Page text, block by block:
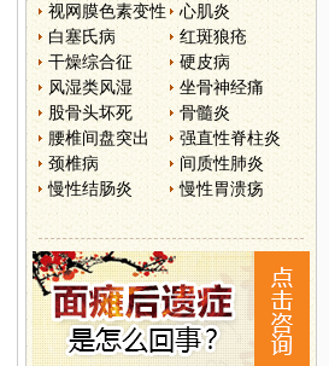
视网膜色素变性
心肌炎
白塞氏病
红斑狼疮
干燥综合征
硬皮病
风湿类风湿
坐骨神经痛
股骨头坏死
骨髓炎
腰椎间盘突出
强直性脊柱炎
颈椎病
间质性肺炎
慢性结肠炎
慢性胃溃疡